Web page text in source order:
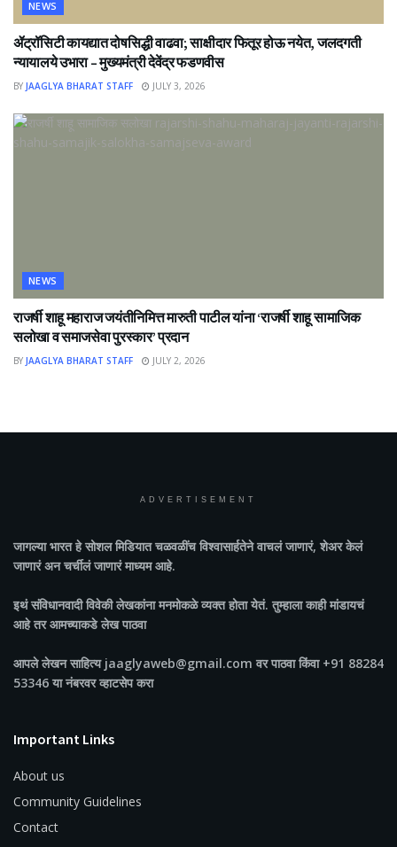
NEWS
ॲट्रॉसिटी कायद्यात दोषसिद्धी वाढवा; साक्षीदार फितूर होऊ नयेत, जलदगती
न्यायालये उभारा – मुख्यमंत्री देवेंद्र फडणवीस
BY JAAGLYA BHARAT STAFF JULY 3, 2026
NEWS
राजर्षी शाहू महाराज जयंतीनिमित्त मारुती पाटील यांना ‘राजर्षी शाहू सामाजिक
सलोखा व समाजसेवा पुरस्कार’ प्रदान
BY JAAGLYA BHARAT STAFF JULY 2, 2026
ADVERTISEMENT
जागल्या भारतहे सोशल मिडियात चळवळींच विश्वासार्हतेने वाचलं जाणारं, शेअर केलं
जाणारं अन चर्चीलं जाणारं माध्यम आहे.
इथं संविधानवादी विवेकी लेखकांना मनमोकळे व्यक्त होता येतं. तुम्हाला काही मांडायचं
आहे तर आमच्याकडे लेख पाठवा
आपले लेखन साहित्य jaaglyaweb@gmail.com वर पाठवा किंवा +91 88284
53346 या नंबरवर व्हाटसेप करा
Important Links
About us
Community Guidelines
Contact